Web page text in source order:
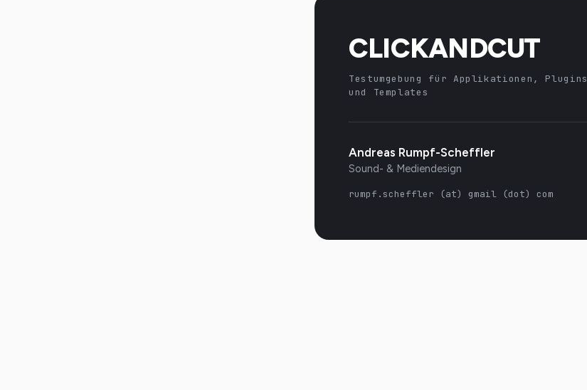
CLICKANDCUT
Testumgebung für Applikationen, Plugins
und Templates
Andreas Rumpf-Scheffler
Sound- & Mediendesign
rumpf.scheffler (at) gmail (dot) com